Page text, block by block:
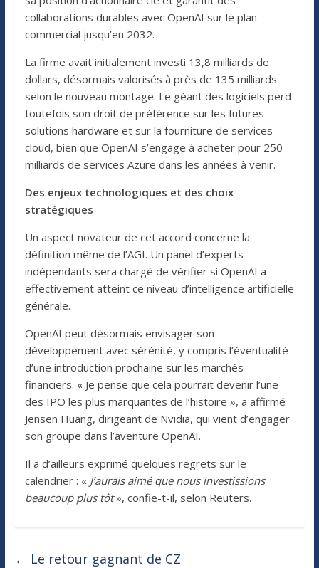
collaborations durables avec OpenAI sur le plan
commercial jusqu’en 2032.
La firme avait initialement investi 13,8 milliards de
dollars, désormais valorisés à près de 135 milliards
selon le nouveau montage. Le géant des logiciels perd
toutefois son droit de préférence sur les futures
solutions hardware et sur la fourniture de services
cloud, bien que OpenAI s’engage à acheter pour 250
milliards de services Azure dans les années à venir.
Des enjeux technologiques et des choix
stratégiques
Un aspect novateur de cet accord concerne la
définition même de l’AGI. Un panel d’experts
indépendants sera chargé de vérifier si OpenAI a
effectivement atteint ce niveau d’intelligence artificielle
générale.
OpenAI peut désormais envisager son
développement avec sérénité, y compris l’éventualité
d’une introduction prochaine sur les marchés
financiers. « Je pense que cela pourrait devenir l’une
des IPO les plus marquantes de l’histoire », a affirmé
Jensen Huang, dirigeant de Nvidia, qui vient d’engager
son groupe dans l’aventure OpenAI.
Il a d’ailleurs exprimé quelques regrets sur le
calendrier : « J’aurais aimé que nous investissions
beaucoup plus tôt», confie-t-il, selon Reuters.
← Le retour gagnant de CZ